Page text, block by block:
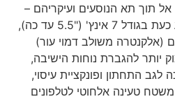
תוך תא הנוסעים ועיקריהם –
לוח מחוונים דיגיטלי שמגיע כעת בגודל 7 אינץ' ("5.5 עד כה),
משולב דמוי עור)
להגברת נוחות הישיבה,
התחתון ופונקציית עיסוי,
טעינה אלחוטי לטלפונים